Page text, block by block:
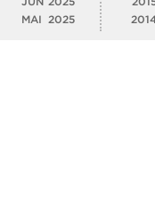
MAI
2025